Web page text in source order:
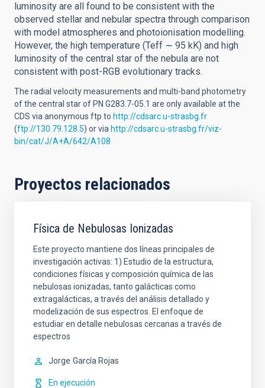
luminosity are all found to be consistent with the
observed stellar and nebular spectra through comparison
with model atmospheres and photoionisation modelling.
However, the high temperature (Teff ∼ 95 kK) and high
luminosity of the central star of the nebula are not
consistent with post-RGB evolutionary tracks.
The radial velocity measurements and multi-band photometry
of the central star of PN G283.7-05.1 are only available at the
CDS via anonymous ftp to http://cdsarc.u-strasbg.fr
(ftp://130.79.128.5) or via http://cdsarc.u-strasbg.fr/viz-
bin/cat/J/A+A/642/A108
Proyectos relacionados
Física de Nebulosas Ionizadas
Este proyecto mantiene dos líneas principales de
investigación activas: 1) Estudio de la estructura,
condiciones físicas y composición química de las
nebulosas ionizadas, tanto galácticas como
extragalácticas, a través del análisis detallado y
modelización de sus espectros. El enfoque de
estudiar en detalle nebulosas cercanas a través de
espectros
Jorge García Rojas
En ejecución